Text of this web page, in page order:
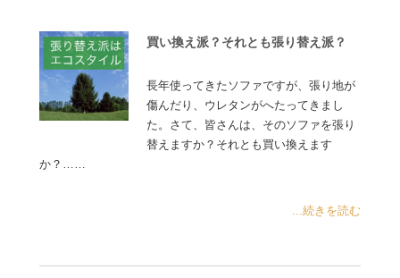
買い換え派？それとも張り替え派？
長年使ってきたソファですが、張り地が
傷んだり、ウレタンがへたってきまし
た。さて、皆さんは、そのソファを張り
替えますか？それとも買い換えます
か？……
...続きを読む